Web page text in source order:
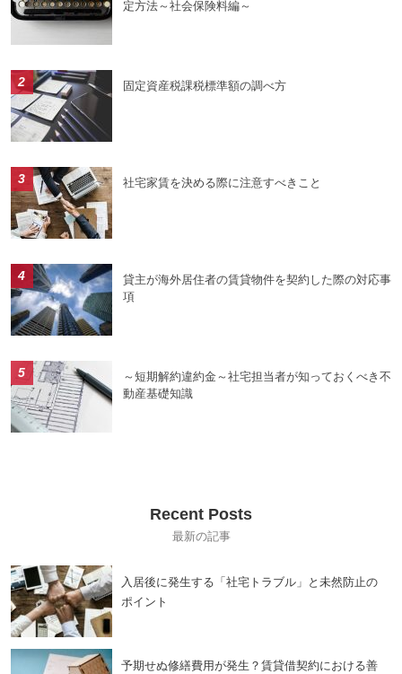
定方法～社会保険料編～
固定資産税課税標準額の調べ方
社宅家賃を決める際に注意すべきこと
貸主が海外居住者の賃貸物件を契約した際の対応事
項
～短期解約違約金～社宅担当者が知っておくべき不
動産基礎知識
Recent Posts
入居後に発生する「社宅トラブル」と未然防止の
ポイント
予期せぬ修繕費用が発生？賃貸借契約における善